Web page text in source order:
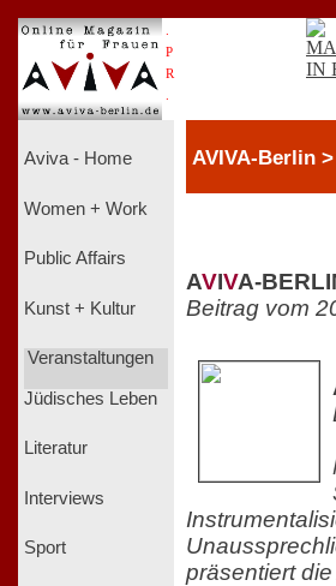
P
R
Aviva - Home
Women + Work
Public Affairs
Kunst + Kultur
Veranstaltungen
Jüdisches Leben
Literatur
Interviews
Sport
AVIVA-Berlin
AVIVA-
Beitrag vom
präsentiert